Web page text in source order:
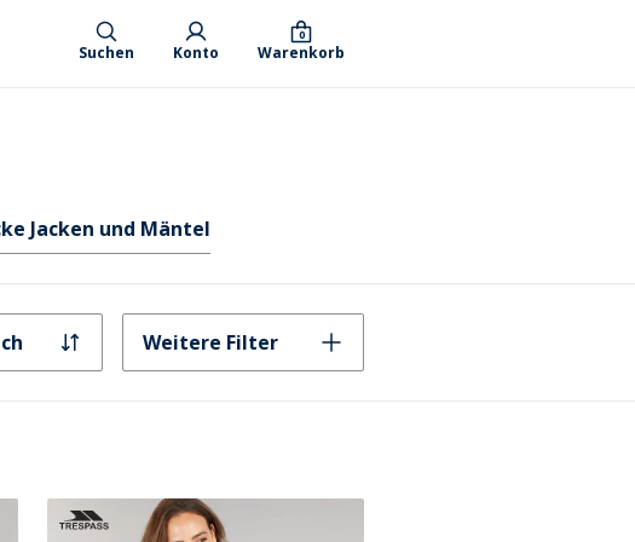
Suchen Konto Warenkorb
0
Jacken und Mäntel
Weitere Filter